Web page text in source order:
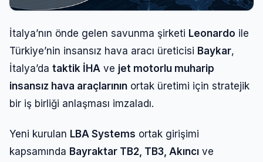
İtalya’nın önde gelen savunma şirketi Leonardo ile
Türkiye’nin insansız hava aracı üreticisi Baykar,
İtalya’da taktik İHA ve jet motorlu muharip
insansız hava araçlarının ortak üretimi için stratejik
bir iş birliği anlaşması imzaladı.
Yeni kurulan LBA Systems ortak girişimi
kapsamında Bayraktar TB2, TB3, Akıncı ve